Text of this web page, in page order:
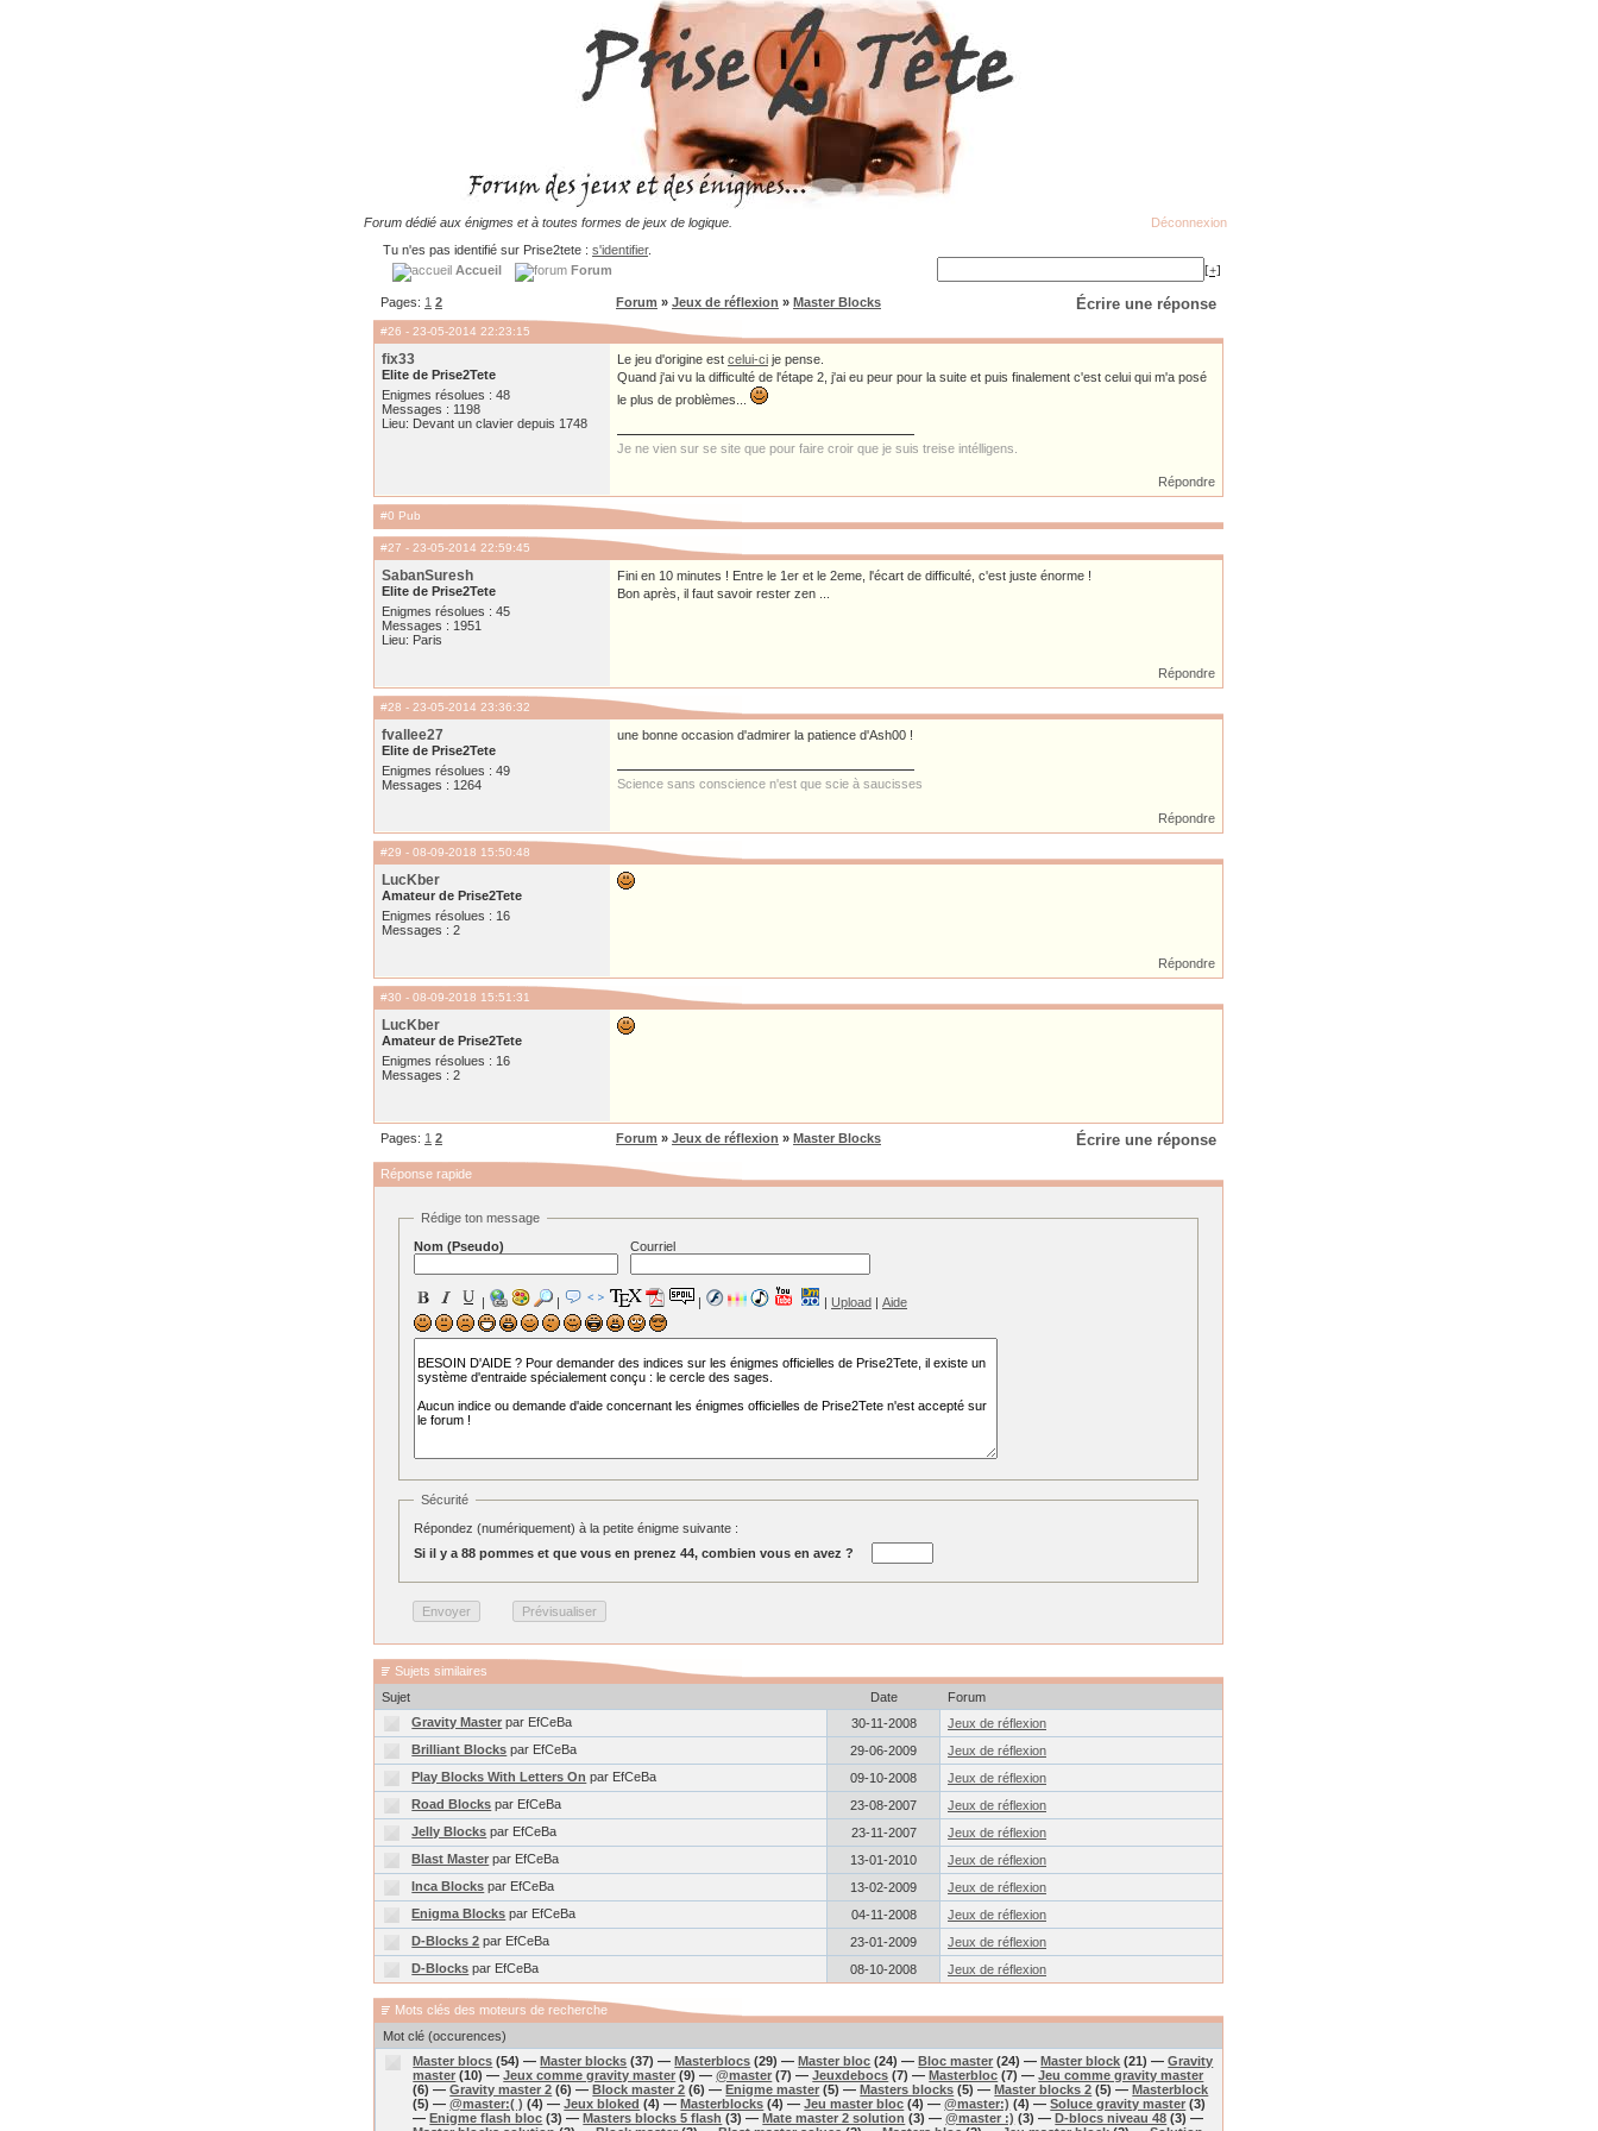
Forum dédié aux énigmes et à toutes formes de jeux de logique.
Déconnexion
Tu n'es pas identifié sur Prise2tete : s'identifier.
Accueil
Forum [+]
Pages: 1 2 Écrire une réponse
Forum » Jeux de réflexion » Master Blocks
#26 - 23-05-2014 22:23:15
fix33
Elite de Prise2Tete
Enigmes résolues : 48
Messages : 1198
Lieu: Devant un clavier depuis 1748
Le jeu d'origine est celui-ci je pense.
Quand j'ai vu la difficulté de l'étape 2, j'ai eu peur pour la suite et puis finalement c'est celui qui m'a posé
le plus de problèmes...
Je ne vien sur se site que pour faire croir que je suis treise intélligens.
Répondre
#0 Pub
#27 - 23-05-2014 22:59:45
SabanSuresh
Elite de Prise2Tete
Enigmes résolues : 45
Messages : 1951
Lieu: Paris
Fini en 10 minutes ! Entre le 1er et le 2eme, l'écart de difficulté, c'est juste énorme !
Bon après, il faut savoir rester zen ...
Répondre
#28 - 23-05-2014 23:36:32
fvallee27
Elite de Prise2Tete
Enigmes résolues : 49
Messages : 1264
une bonne occasion d'admirer la patience d'Ash00 !
Science sans conscience n'est que scie à saucisses
Répondre
#29 - 08-09-2018 15:50:48
LucKber
Amateur de Prise2Tete
Enigmes résolues : 16
Messages : 2
Répondre
#30 - 08-09-2018 15:51:31
LucKber
Amateur de Prise2Tete
Enigmes résolues : 16
Messages : 2
Écrire une réponse
Pages: 1 2 Forum » Jeux de réflexion » Master Blocks
Réponse rapide
Rédige ton message
Nom (Pseudo)
Courriel
| | | | Upload | Aide
Sécurité
Répondez (numériquement) à la petite énigme suivante :
Si il y a 88 pommes et que vous en prenez 44, combien vous en avez ?
Sujets similaires
Sujet
Date
Forum
Gravity Master par EfCeBa 30-11-2008
Jeux de réflexion
Brilliant Blocks par EfCeBa 29-06-2009
Jeux de réflexion
Play Blocks With Letters On par EfCeBa 09-10-2008
Jeux de réflexion
Road Blocks par EfCeBa 23-08-2007
Jeux de réflexion
Jelly Blocks par EfCeBa 23-11-2007
Jeux de réflexion
Blast Master par EfCeBa 13-01-2010
Jeux de réflexion
Inca Blocks par EfCeBa 13-02-2009
Jeux de réflexion
Enigma Blocks par EfCeBa 04-11-2008
Jeux de réflexion
D-Blocks 2 par EfCeBa 23-01-2009
Jeux de réflexion
D-Blocks par EfCeBa 08-10-2008 Jeux de réflexion
Mots clés des moteurs de recherche
Mot clé (occurences)
Master blocs (54) —Master blocks (37) —Masterblocs (29) —Master bloc (24) —Bloc master (24) —Master block (21) —Gravity
master (10) —Jeux comme gravity master (9) —@master (7) —Jeuxdebocs (7) —Masterbloc (7) —Jeu comme gravity master
(6) —Gravity master 2 (6) —Block master 2 (6) —Enigme master (5) —Masters blocks (5) —Master blocks 2 (5) —Masterblock
(5) —@master:( ) (4) —Jeux bloked (4) —Masterblocks (4) —Jeu master bloc (4) —@master:) (4) —Soluce gravity master (3)
—Enigme flash bloc (3) —Masters blocks 5 flash (3) —Mate master 2 solution (3) —@master :) (3) —D-blocs niveau 48 (3) —